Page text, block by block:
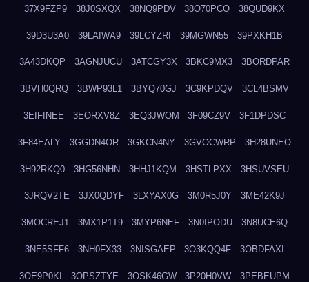
37X9FZP9 38J0SXQX 38NQ9PDV 38O70PCO 38QUD9KX
39D3U3A0 39LAIWA9 39LCYZRI 39MGWN55 39PXKH1B
3A43DKQP 3AGNJUCU 3ATCGY3X 3BKC9MX3 3BORDPAR
3BVH0QRQ 3BWP93L1 3BYQ70GJ 3C9KPDQV 3CL4BSMV
3EIFINEE 3EORXV8Z 3EQ3JWOM 3F09CZ9V 3F1DPDSC
3F84EALY 3GGDN4OR 3GKCN4NY 3GVOCWRP 3H28UNEO
3H92RKQ0 3HG56NHN 3HHJ1KQM 3HSTLPXX 3HSUVSEU
3JRQV2TE 3JX0QDYF 3LXYAX0G 3M0R5J0Y 3ME42K9J
3MOCREJ1 3MX1P1T9 3MYP6NEF 3N0IPODU 3N8UCE6Q
3NE5SFF6 3NH0FX33 3NISGAEP 3O3KQQ4F 3OBDFAXI
3OE9P0KI 3OPSZTYE 3OSK46GW 3P20H0VW 3PEBEUPM